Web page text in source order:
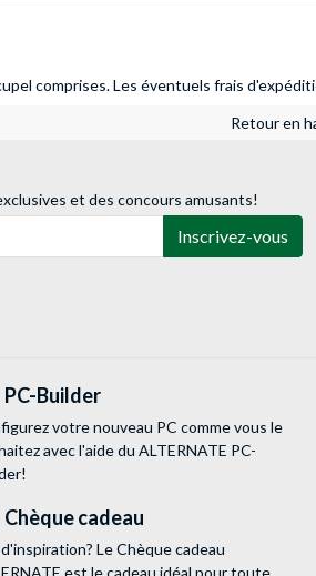
comprises. Les éventuels frais
Retour en
et des concours amusants!
Inscrivez-vous
PC-Builder
votre nouveau PC comme vous le
avec l'aide du ALTERNATE PC-
Chèque cadeau
d'inspiration? Le Chèque cadeau